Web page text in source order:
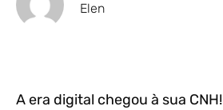
Elen
A era digital chegou à sua CNH!